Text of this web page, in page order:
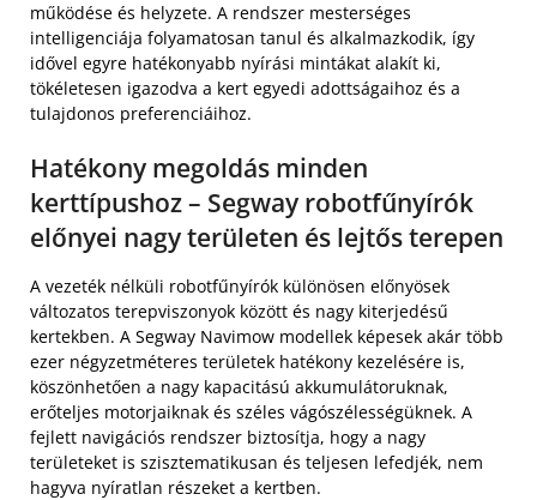
működése és helyzete. A rendszer mesterséges
intelligenciája folyamatosan tanul és alkalmazkodik, így
idővel egyre hatékonyabb nyírási mintákat alakít ki,
tökéletesen igazodva a kert egyedi adottságaihoz és a
tulajdonos preferenciáihoz.
Hatékony megoldás minden
kerttípushoz – Segway robotfűnyírók
előnyei nagy területen és lejtős terepen
A vezeték nélküli robotfűnyírók különösen előnyösek
változatos terepviszonyok között és nagy kiterjedésű
kertekben. A Segway Navimow modellek képesek akár több
ezer négyzetméteres területek hatékony kezelésére is,
köszönhetően a nagy kapacitású akkumulátoruknak,
erőteljes motorjaiknak és széles vágószélességüknek. A
fejlett navigációs rendszer biztosítja, hogy a nagy
területeket is szisztematikusan és teljesen lefedjék, nem
hagyva nyíratlan részeket a kertben.